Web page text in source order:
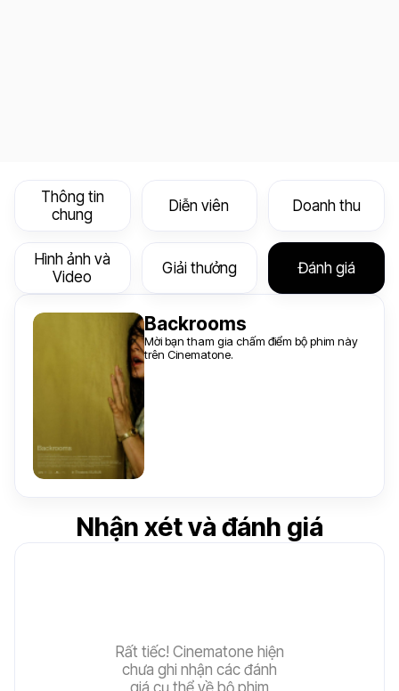
Thông tin
chung
Diễn viên Doanh thu
Hình ảnh và
Video
Giải thưởng Đánh giá
Nhận xét và đánh giá
Rất tiếc! Cinematone hiện
chưa ghi nhận các đánh
giá cụ thể về bộ phim
Backrooms
Mời bạn tham gia chấm điểm bộ phim này
trên Cinematone.